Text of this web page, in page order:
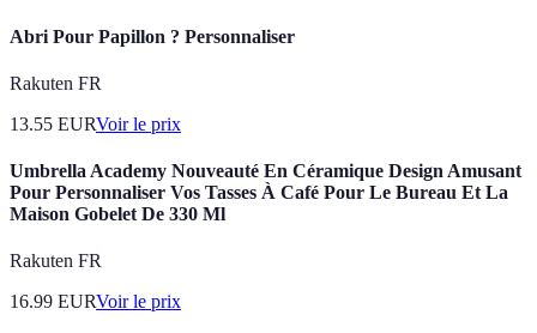
Abri Pour Papillon ? Personnaliser
Rakuten FR
13.55 EURVoir le prix
Umbrella Academy Nouveauté En Céramique Design Amusant
Pour Personnaliser Vos Tasses À Café Pour Le Bureau Et La
Maison Gobelet De 330 Ml
Rakuten FR
16.99 EURVoir le prix